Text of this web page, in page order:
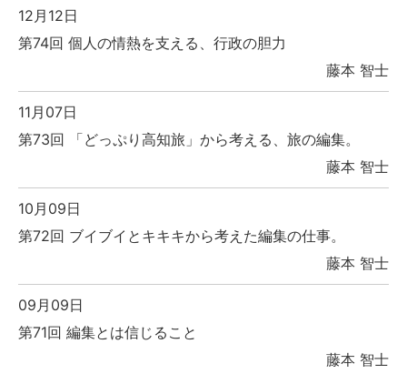
12月12日
第74回 個人の情熱を支える、行政の胆力
藤本 智士
11月07日
第73回 「どっぷり高知旅」から考える、旅の編集。
藤本 智士
10月09日
第72回 ブイブイとキキキから考えた編集の仕事。
藤本 智士
09月09日
第71回 編集とは信じること
藤本 智士